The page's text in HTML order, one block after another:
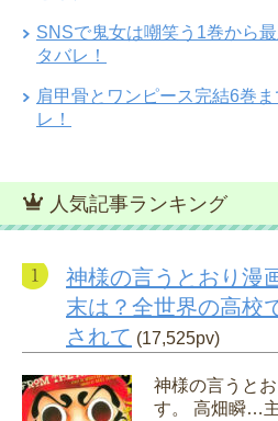
SNSで鬼女は嘲笑う1巻から
タバレ！
肩甲骨とワンピース完結6巻
レ！
人気記事ランキング
神様の言うとおり漫
末は？全世界の高校
されて (17,525pv)
神様の言うと
す。 高畑瞬…